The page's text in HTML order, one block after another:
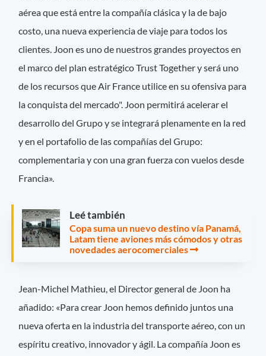
aérea que está entre la compañía clásica y la de bajo
costo, una nueva experiencia de viaje para todos los
clientes. Joon es uno de nuestros grandes proyectos en
el marco del plan estratégico Trust Together y será uno
de los recursos que Air France utilice en su ofensiva para
la conquista del mercado". Joon permitirá acelerar el
desarrollo del Grupo y se integrará plenamente en la red
y en el portafolio de las compañías del Grupo:
complementaria y con una gran fuerza con vuelos desde
Francia».
Leé también
Copa suma un nuevo destino vía Panamá,
Latam tiene aviones más cómodos y otras
novedades aerocomerciales
Jean-Michel Mathieu, el Director general de Joon ha
añadido: «Para crear Joon hemos definido juntos una
nueva oferta en la industria del transporte aéreo, con un
espíritu creativo, innovador y ágil. La compañía Joon es